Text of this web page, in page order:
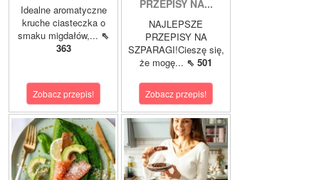
Idealne aromatyczne
kruche ciasteczka o
smaku migdałów,... ⇖
363
Zobacz przepis!
PRZEPISY NA...
NAJLEPSZE
PRZEPISY NA
SZPARAGI!Cieszę się,
że mogę... ⇖ 501
Zobacz przepis!